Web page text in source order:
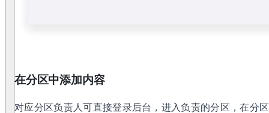
在分区中添加内容
对应分区负责人可直接登录后台，进入负责的分区，在分